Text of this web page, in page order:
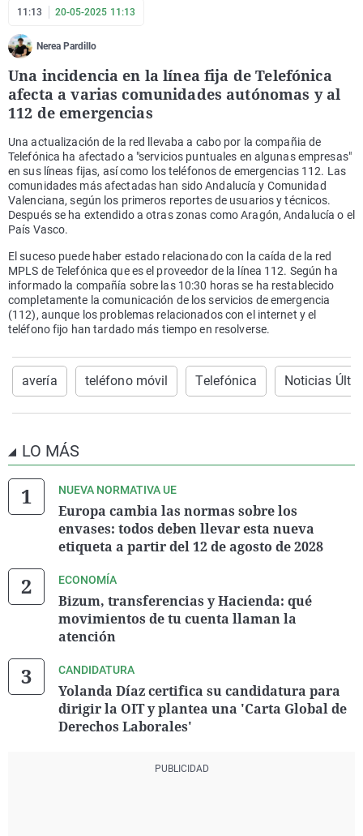
11:13 20-05-2025 11:13
Nerea Pardillo
Una incidencia en la línea fija de Telefónica
afecta a varias comunidades autónomas y al
112 de emergencias
Una actualización de la red llevaba a cabo por la compañia de
Telefónica ha afectado a "servicios puntuales en algunas empresas"
en sus líneas fijas, así como los teléfonos de emergencias 112. Las
comunidades más afectadas han sido Andalucía y Comunidad
Valenciana, según los primeros reportes de usuarios y técnicos.
Después se ha extendido a otras zonas como Aragón, Andalucía o el
País Vasco.
El suceso puede haber estado relacionado con la caída de la red
MPLS de Telefónica que es el proveedor de la línea 112. Según ha
informado la compañía sobre las 10:30 horas se ha restablecido
completamente la comunicación de los servicios de emergencia
(112), aunque los problemas relacionados con el internet y el
teléfono fijo han tardado más tiempo en resolverse.
avería teléfono móvil Telefónica Noticias
LO MÁS
NUEVA NORMATIVA UE
Europa cambia las normas sobre los
envases: todos deben llevar esta nueva
etiqueta a partir del 12 de agosto de 2028
ECONOMÍA
Bizum, transferencias y Hacienda: qué
movimientos de tu cuenta llaman la
atención
CANDIDATURA
Yolanda Díaz certifica su candidatura para
dirigir la OIT y plantea una 'Carta Global de
Derechos Laborales'